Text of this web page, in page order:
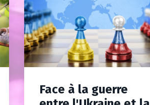
Face à la guerre